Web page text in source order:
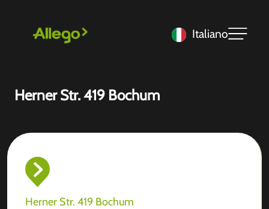
Italiano
Herner Str. 419 Bochum
Herner Str. 419 Bochum